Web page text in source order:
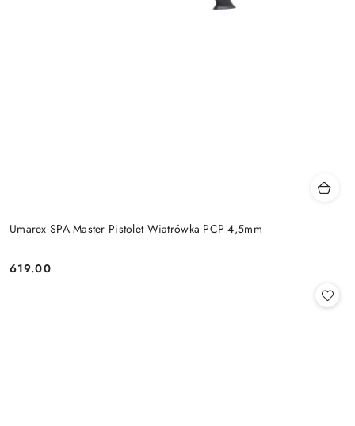
Umarex SPA Master Pistolet Wiatrówka PCP 4,5mm
Cena:
619.00